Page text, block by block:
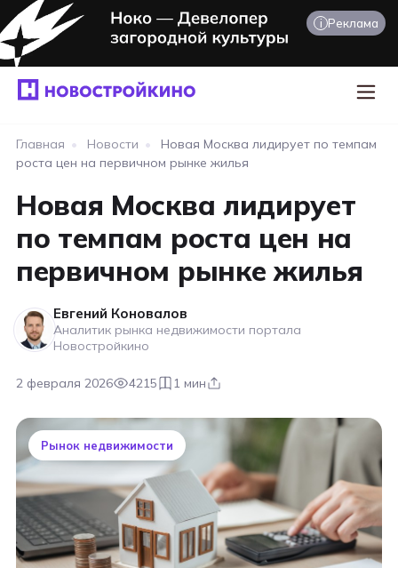
i Реклама
Главная • Новости •
Новая Москва лидирует по темпам
роста цен на первичном рынке жилья
Новая Москва лидирует
по темпам роста цен на
первичном рынке жилья
Евгений Коновалов
Аналитик рынка недвижимости портала
Новостройкино
2 февраля 2026 4215 1 мин
Рынок недвижимости